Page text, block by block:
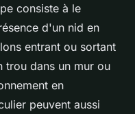
consiste à le
d'un nid en
entrant ou sortant
trou dans un mur ou
en
peuvent aussi